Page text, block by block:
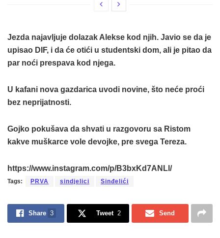
Jezda najavljuje dolazak Alekse kod njih. Javio se da je
upisao DIF, i da će otići u studentski dom, ali je pitao da
par noći prespava kod njega.
U kafani nova gazdarica uvodi novine, što neće proći
bez neprijatnosti.
Gojko pokušava da shvati u razgovoru sa Ristom
kakve muškarce vole devojke, pre svega Tereza.
https://www.instagram.com/p/B3bxKd7ANLl/
Tags: PRVA sindjelici Sinđelići
Share 3 Tweet 2 Send